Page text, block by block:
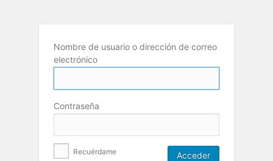
Nombre de usuario o dirección de correo
electrónico
Contraseña
Recuérdame